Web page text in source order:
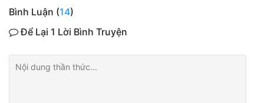
Bình Luận (14)
Để Lại 1 Lời Bình Truyện